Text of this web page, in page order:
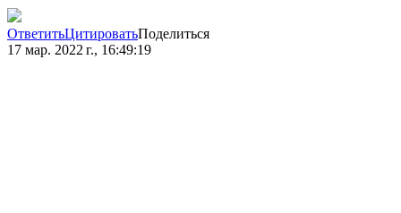
ОтветитьЦитироватьПоделиться
17 мар. 2022 г., 16:49:19